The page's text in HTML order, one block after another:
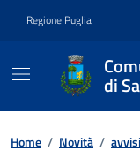
Regione Puglia
di
Contenuti
Home / Novità / avvisi